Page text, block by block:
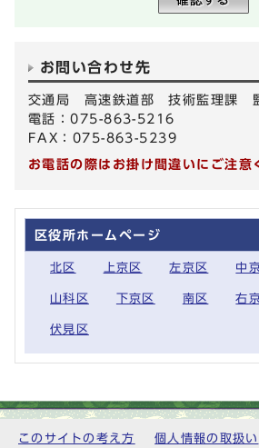
お問い合わせ先
交通局 高速鉄道部 技術監理課
電話：075-863-5216
FAX：075-863-5239
お電話の際はお掛け間違いにご注意
区役所ホームページ
北区 上京区 左京区 中
山科区 下京区 南区 右
伏見区
このサイトの考え方 個人情報の取扱い